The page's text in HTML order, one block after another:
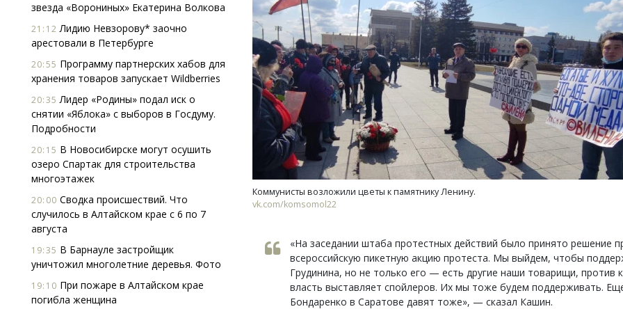
звезда «Ворониных» Екатерина Волкова
21:12 Лидию Невзорову* заочно
арестовали в Петербурге
20:55 Программу партнерских хабов для
хранения товаров запускает Wildberries
20:35 Лидер «Родины» подал иск о
снятии «Яблока» с выборов в Госдуму.
Подробности
20:15 В Новосибирске могут осушить
озеро Спартак для строительства
многоэтажек
20:00 Сводка происшествий. Что
случилось в Алтайском крае с 6 по 7
августа
19:35 В Барнауле застройщик
уничтожил многолетние деревья. Фото
19:10 При пожаре в Алтайском крае
погибла женщина
Коммунисты возложили цветы к памятнику Ленину.
vk.com/komsomol22
«На заседании штаба протестных действий было принято решение
всероссийскую пикетную акцию протеста. Мы выйдем, чтобы
Грудинина, но не только его — есть другие наши товарищи, против
власть выставляет спойлеров. Их мы тоже будем поддерживать.
Бондаренко в Саратове давят тоже», — сказал Кашин.
Архитектурный код начинается с
земли. Мощение крупноформатными
плитами становится новым
стандартом благоустройства
СТРОИТЕЛЬСТВО
Смелость архитектурных идей.
Генеральный директор компании
ЗИАС — об эстетике городов,
трендах в фасадах и развитии рынка
СТРОИТЕЛЬСТВО
Ищем новые берега.
«Жилищной инициативы»
Гатилов — о том, как
оставаться на плаву,
штормит
СТРОИТЕЛЬСТВО